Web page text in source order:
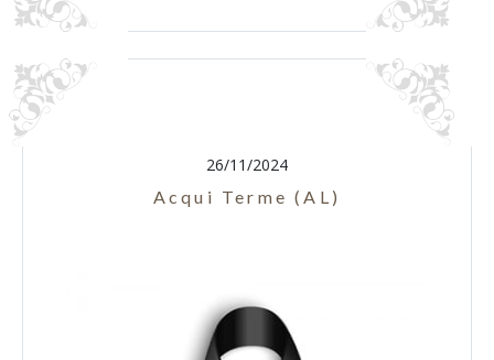
26/11/2024
Acqui Terme (AL)